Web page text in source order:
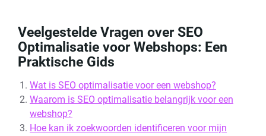
Veelgestelde Vragen over SEO
Optimalisatie voor Webshops: Een
Praktische Gids
Wat is SEO optimalisatie voor een webshop?
Waarom is SEO optimalisatie belangrijk voor een
webshop?
Hoe kan ik zoekwoorden identificeren voor mijn